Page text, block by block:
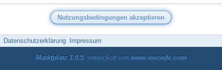
Datenschutzerklärung Impressum
Marktplatz 1.0.5, entwickelt von www.viecode.com